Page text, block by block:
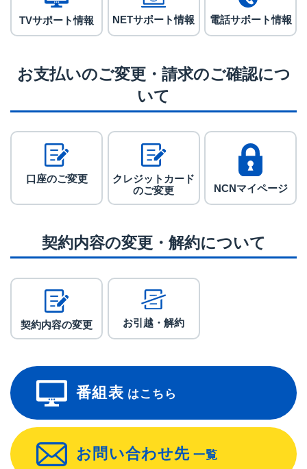
TVサポート情報 NETサポート情報 電話サポート情報
お支払いのご変更・請求のご確認につ
いて
口座のご変更
クレジットカード
のご変更 NCNマイページ
契約内容の変更・解約について
契約内容の変更 お引越・解約
番組表 はこちら
お問い合わせ先 一覧